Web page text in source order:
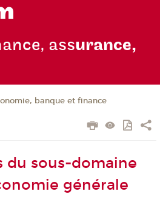
assurance,
banque et finance
du sous-domaine
générale